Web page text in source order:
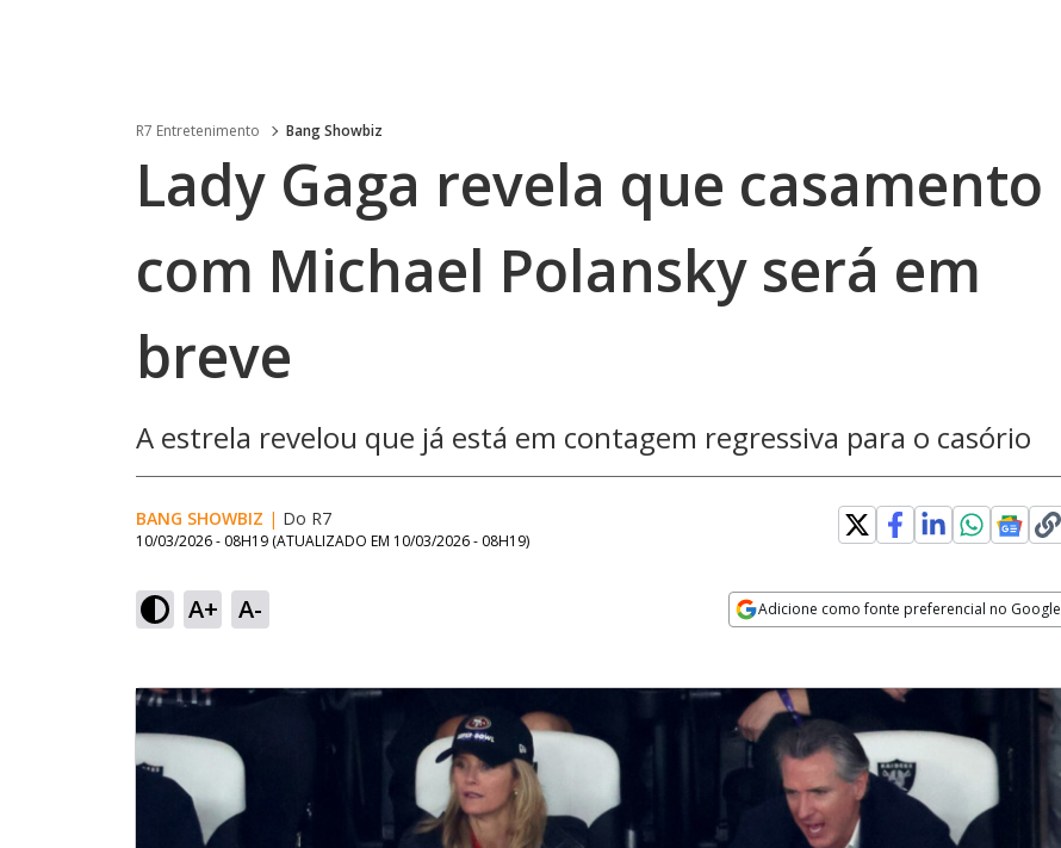
R7 Entretenimento Bang Showbiz
Lady Gaga revela que casamento
com Michael Polansky será em
breve
A estrela revelou que já está em contagem regressiva para o casório
BANG SHOWBIZ | Do R7
10/03/2026 - 08H19 (ATUALIZADO EM 10/03/2026 - 08H19)
A+ A- Adicione como fonte preferencial no Google